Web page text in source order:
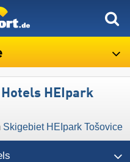
HEIpark
Skigebiet HEIpark Tošovice